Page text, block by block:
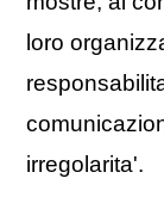
loro
irregolarita'.